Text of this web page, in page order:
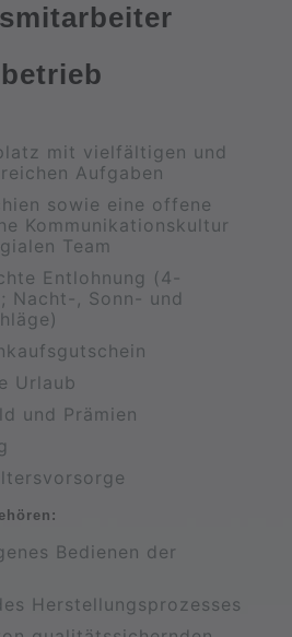
mit vielfältigen und
Aufgaben
sowie eine offene
Kommunikationskultur
Team
Entlohnung (4-
Nacht-, Sonn- und
Urlaub
und Prämien
Bedienen der
Herstellungsprozesses